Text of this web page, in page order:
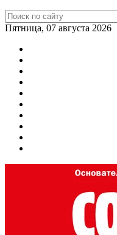
Пятница, 07 августа 2026